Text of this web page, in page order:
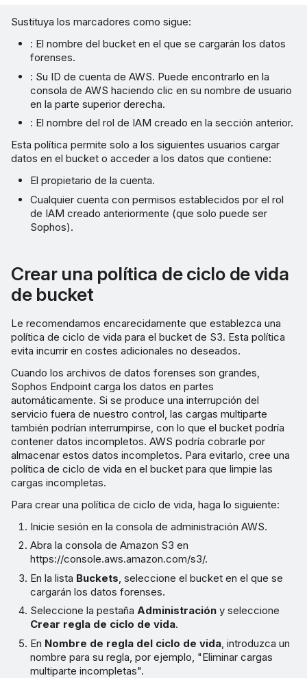
Sustituya los marcadores como sigue:
: El nombre del bucket en el que se cargarán los datos
forenses.
: Su ID de cuenta de AWS. Puede encontrarlo en la
consola de AWS haciendo clic en su nombre de usuario
en la parte superior derecha.
: El nombre del rol de IAM creado en la sección anterior.
Esta política permite solo a los siguientes usuarios cargar
datos en el bucket o acceder a los datos que contiene:
El propietario de la cuenta.
Cualquier cuenta con permisos establecidos por el rol
de IAM creado anteriormente (que solo puede ser
Sophos).
Crear una política de ciclo de vida
de bucket
Le recomendamos encarecidamente que establezca una
política de ciclo de vida para el bucket de S3. Esta política
evita incurrir en costes adicionales no deseados.
Cuando los archivos de datos forenses son grandes,
Sophos Endpoint carga los datos en partes
automáticamente. Si se produce una interrupción del
servicio fuera de nuestro control, las cargas multiparte
también podrían interrumpirse, con lo que el bucket podría
contener datos incompletos. AWS podría cobrarle por
almacenar estos datos incompletos. Para evitarlo, cree una
política de ciclo de vida en el bucket para que limpie las
cargas incompletas.
Para crear una política de ciclo de vida, haga lo siguiente:
Inicie sesión en la consola de administración AWS.
Abra la consola de Amazon S3 en
https://console.aws.amazon.com/s3/.
En la lista Buckets , seleccione el bucket en el que se
cargarán los datos forenses.
Seleccione la pestañaAdministración y seleccione
Crear regla de ciclo de vida.
En Nombre de regla del ciclo de vida , introduzca un
nombre para su regla, por ejemplo, "Eliminar cargas
multiparte incompletas".